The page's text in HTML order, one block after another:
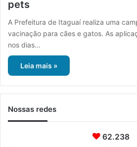
pets
A Prefeitura de Itaguaí realiza uma
vacinação para cães e gatos. As
nos dias…
Leia mais »
Nossas redes
62.238